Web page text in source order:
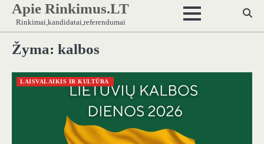
Skip
content
Apie Rinkimus.LT
Rinkimai,kandidatai,referendumai
Žyma: kalbos
LAISVALAIKIS IR KULTŪRA